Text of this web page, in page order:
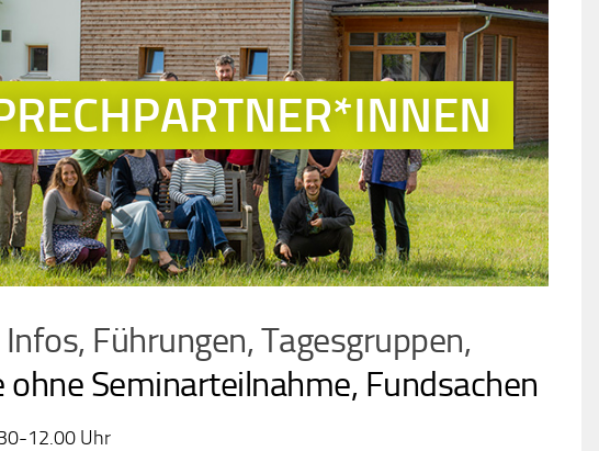
Führungen, Tagesgruppen,
ohne Seminarteilnahme, Fundsachen
12.00 Uhr